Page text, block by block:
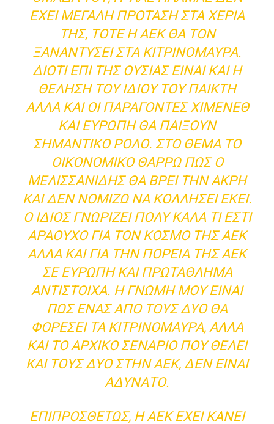
ΈΧΕΙ ΜΕΓΆΛΗ ΠΡΌΤΑΣΗ ΣΤΑ ΧΈΡΙΑ
ΤΗΣ, ΤΌΤΕ Η ΑΕΚ ΘΑ ΤΟΝ
ΞΑΝΑΝΤΎΣΕΙ ΣΤΑ ΚΙΤΡΙΝΌΜΑΥΡΑ.
ΔΙΌΤΙ ΕΠΊ ΤΗΣ ΟΥΣΊΑΣ ΕΊΝΑΙ ΚΑΙ Η
ΘΈΛΗΣΗ ΤΟΥ ΊΔΙΟΥ ΤΟΥ ΠΑΊΚΤΗ
ΑΛΛΆ ΚΑΙ ΟΙ ΠΑΡΆΓΟΝΤΕΣ ΧΙΜΈΝΕΘ
ΚΑΙ ΕΥΡΏΠΗ ΘΑ ΠΑΊΞΟΥΝ
ΣΗΜΑΝΤΙΚΌ ΡΌΛΟ. ΣΤΟ ΘΈΜΑ ΤΟ
ΟΙΚΟΝΟΜΙΚΌ ΘΑΡΡΏ ΠΩΣ Ο
ΜΕΛΙΣΣΑΝΊΔΗΣ ΘΑ ΒΡΕΙ ΤΗΝ ΆΚΡΗ
ΚΑΙ ΔΕΝ ΝΟΜΊΖΩ ΝΑ ΚΟΛΛΉΣΕΙ ΕΚΕΊ.
Ο ΊΔΙΟΣ ΓΝΩΡΊΖΕΙ ΠΟΛΎ ΚΑΛΆ ΤΙ ΕΣΤΊ
ΑΡΑΟΎΧΟ ΓΙΑ ΤΟΝ ΚΌΣΜΟ ΤΗΣ ΑΕΚ
ΑΛΛΆ ΚΑΙ ΓΙΑ ΤΗΝ ΠΟΡΕΊΑ ΤΗΣ ΑΕΚ
ΣΕ ΕΥΡΏΠΗ ΚΑΙ ΠΡΩΤΆΘΛΗΜΑ
ΑΝΤΊΣΤΟΙΧΑ. Η ΓΝΏΜΗ ΜΟΥ ΕΊΝΑΙ
ΠΩΣ ΈΝΑΣ ΑΠΌ ΤΟΥΣ ΔΥΟ ΘΑ
ΦΟΡΈΣΕΙ ΤΑ ΚΙΤΡΙΝΌΜΑΥΡΑ, ΑΛΛΆ
ΚΑΙ ΤΟ ΑΡΧΙΚΌ ΣΕΝΆΡΙΟ ΠΟΥ ΘΈΛΕΙ
ΚΑΙ ΤΟΥΣ ΔΥΟ ΣΤΗΝ ΑΕΚ, ΔΕΝ ΕΊΝΑΙ
ΑΔΎΝΑΤΟ.
ΕΠΙΠΡΟΣΘΈΤΩΣ, Η ΑΕΚ ΈΧΕΙ ΚΆΝΕΙ